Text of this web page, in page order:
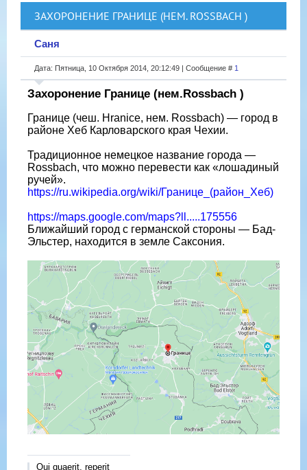
ЗАХОРОНЕНИЕ ГРАНИЦЕ (НЕМ. ROSSBACH )
Саня
Дата: Пятница, 10 Октября 2014, 20:12:49 | Сообщение # 1
Захоронение Границе (нем.Rossbach )
Границе (чеш. Hranice, нем. Rossbach) — город в
районе Хеб Карловарского края Чехии.
Традиционное немецкое название города —
Rossbach, что можно перевести как «лошадиный
ручей».
https://ru.wikipedia.org/wiki/Границе_(район_Хеб)
https://maps.google.com/maps?ll.....175556
Ближайший город с германской стороны — Бад-
Эльстер, находится в земле Саксония.
Qui quaerit, reperit